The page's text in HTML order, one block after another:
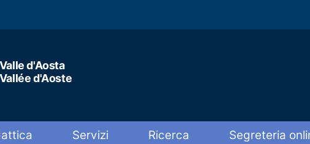
d'Aosta
d'Aoste
Servizi Ricerca Segreteria